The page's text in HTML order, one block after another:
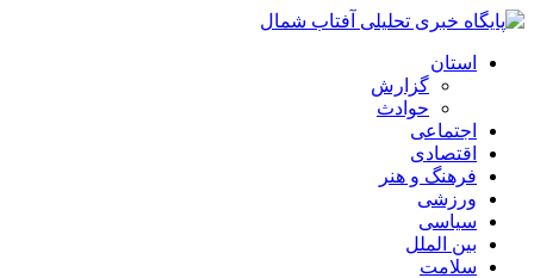
استان
گزارش
حوادث
اجتماعی
اقتصادی
فرهنگ و هنر
ورزشی
سیاسی
بین الملل
سلامت